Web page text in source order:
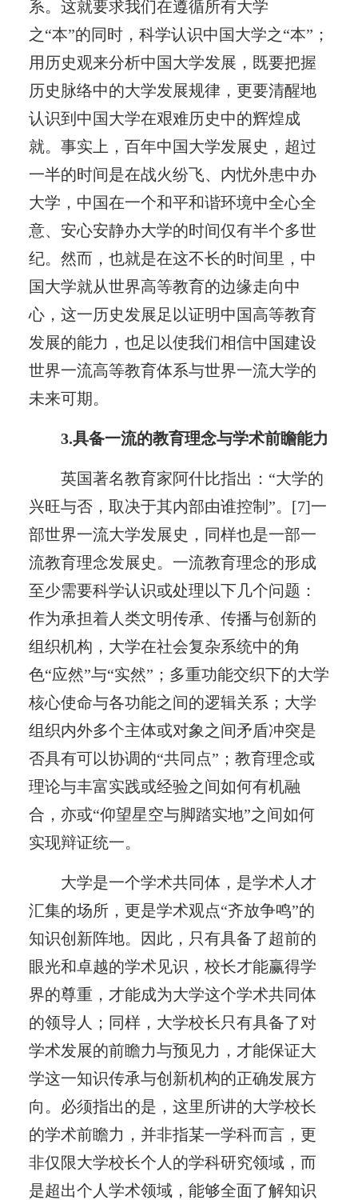
系。这就要求我们在遵循所有大学
之“本”的同时，科学认识中国大学之“本”；
用历史观来分析中国大学发展，既要把握
历史脉络中的大学发展规律，更要清醒地
认识到中国大学在艰难历史中的辉煌成
就。事实上，百年中国大学发展史，超过
一半的时间是在战火纷飞、内忧外患中办
大学，中国在一个和平和谐环境中全心全
意、安心安静办大学的时间仅有半个多世
纪。然而，也就是在这不长的时间里，中
国大学就从世界高等教育的边缘走向中
心，这一历史发展足以证明中国高等教育
发展的能力，也足以使我们相信中国建设
世界一流高等教育体系与世界一流大学的
未来可期。
3.具备一流的教育理念与学术前瞻能力
英国著名教育家阿什比指出：“大学的
兴旺与否，取决于其内部由谁控制”。[7]一
部世界一流大学发展史，同样也是一部一
流教育理念发展史。一流教育理念的形成
至少需要科学认识或处理以下几个问题：
作为承担着人类文明传承、传播与创新的
组织机构，大学在社会复杂系统中的角
色“应然”与“实然”；多重功能交织下的大学
核心使命与各功能之间的逻辑关系；大学
组织内外多个主体或对象之间矛盾冲突是
否具有可以协调的“共同点”；教育理念或
理论与丰富实践或经验之间如何有机融
合，亦或“仰望星空与脚踏实地”之间如何
实现辩证统一。
大学是一个学术共同体，是学术人才
汇集的场所，更是学术观点“齐放争鸣”的
知识创新阵地。因此，只有具备了超前的
眼光和卓越的学术见识，校长才能赢得学
界的尊重，才能成为大学这个学术共同体
的领导人；同样，大学校长只有具备了对
学术发展的前瞻力与预见力，才能保证大
学这一知识传承与创新机构的正确发展方
向。必须指出的是，这里所讲的大学校长
的学术前瞻力，并非指某一学科而言，更
非仅限大学校长个人的学科研究领域，而
是超出个人学术领域，能够全面了解知识